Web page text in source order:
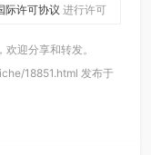
际许可协议 进行许可
欢迎分享和转发。
18851.html 发布于